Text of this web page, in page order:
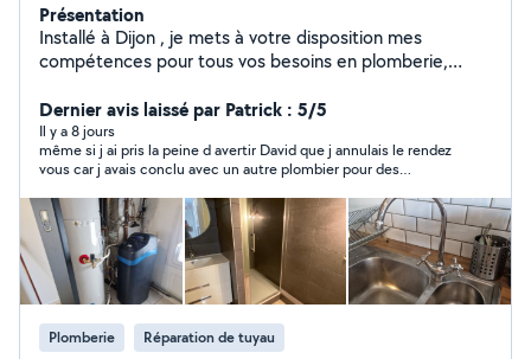
Présentation
Installé à Dijon , je mets à votre disposition mes
compétences pour tous vos besoins en plomberie,
rénovation de salles de bain, ainsi que la pose
d'équipements sanitaires : WC, douche, baignoire,
lavabo, robinetterie, installation des réseaux d'eau et de
gaz, chauffe-eau. Je réalise également la pose et
l'entretien d'adoucisseurs, l'installation ou le
remplacement de VMC, ainsi que l'entretien de vos
systèmes de chauffage.Ramonage de cheminées (gaz,
fioul, bois). Dépannage sur tout type d'installation. Devis
gratuit Déplacement offert Disponible tous les jours,
n'hésitez pas à me contacter. Je reste à votre
disposition et vous souhaite une excellente journée.
Dernier avis laissé par Patrick : 5/5
Il y a 8 jours
même si j ai pris la peine d avertir David que j annulais le rendez
vous car j avais conclu avec un autre plombier pour des
monsieur très sympatique.
Plomberie Réparation de tuyau